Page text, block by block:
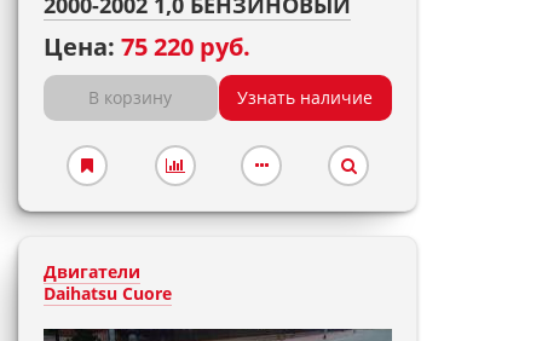
Цена: 75 220 руб.
В корзину Узнать наличие
Двигатели
Daihatsu Cuore